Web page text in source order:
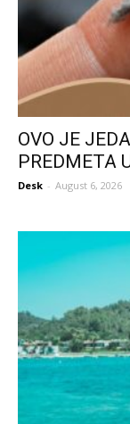
OVO JE
PREDMETA
Desk - August 6, 2026